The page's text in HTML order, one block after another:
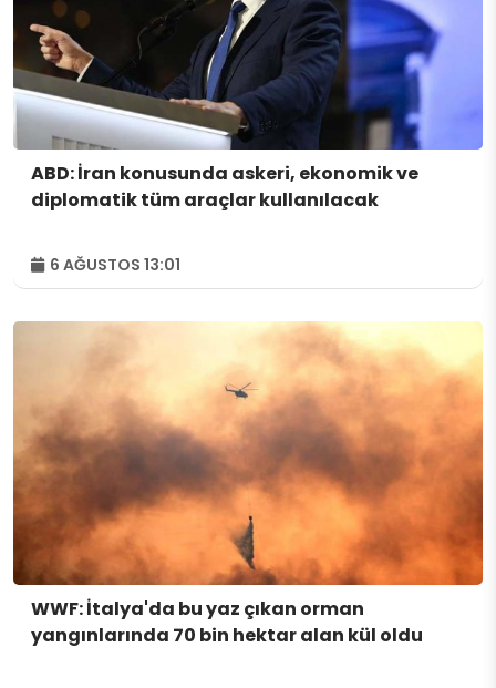
ABD: İran konusunda askeri, ekonomik ve
diplomatik tüm araçlar kullanılacak
6 AĞUSTOS 13:01
WWF: İtalya'da bu yaz çıkan orman
yangınlarında 70 bin hektar alan kül oldu